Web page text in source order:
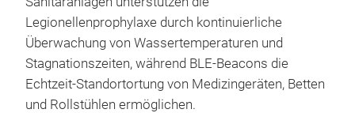
Legionellenprophylaxe durch kontinuierliche
Überwachung von Wassertemperaturen und
Stagnationszeiten, während BLE-Beacons die
Echtzeit-Standortortung von Medizingeräten, Betten
und Rollstühlen ermöglichen.